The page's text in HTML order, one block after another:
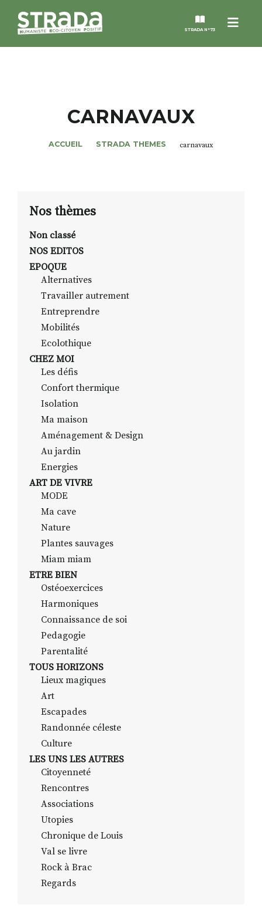
Menu
STRADA N°73
MAGAZINES
NOS THÈMES
ALTER STRADA
ROSÉE DE MAI
RECHERCHER
CARNAVAUX
ACCUEIL STRADA THEMES carnavaux
Nos thèmes
Non classé
NOS EDITOS
EPOQUE
Alternatives
Travailler autrement
Entreprendre
Mobilités
Ecolothique
CHEZ MOI
Les défis
Confort thermique
Isolation
Ma maison
Aménagement & Design
Au jardin
Energies
ART DE VIVRE
MODE
Ma cave
Nature
Plantes sauvages
Miam miam
ETRE BIEN
Ostéoexercices
Harmoniques
Connaissance de soi
Pedagogie
Parentalité
TOUS HORIZONS
Lieux magiques
Art
Escapades
Randonnée céleste
Culture
LES UNS LES AUTRES
Citoyenneté
Rencontres
Associations
Utopies
Chronique de Louis
Val se livre
Rock à Brac
Regards